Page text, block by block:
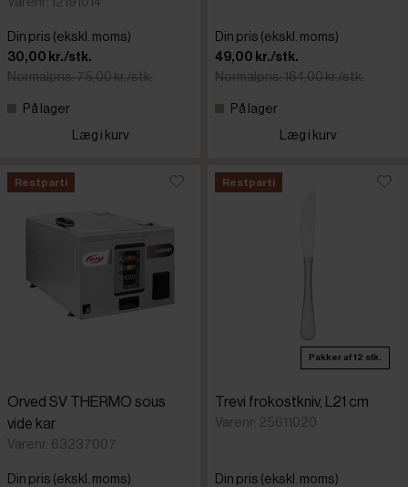
Din pris (ekskl. moms)
30,00 kr./stk.
Normalpris: 75,00 kr./stk.
På lager
Læg i kurv
Din pris (ekskl. moms)
49,00 kr./stk.
Normalpris: 164,00 kr./stk.
På lager
Læg i kurv
Restparti
Orved SV THERMO sous
vide kar
Varenr: 63237007
Din pris (ekskl. moms)
Restparti
Pakker af 12 stk.
Trevi frokostkniv, L21 cm
Varenr: 25611020
Din pris (ekskl. moms)